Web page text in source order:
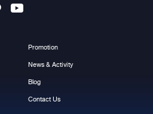
Promotion
News & Activity
Blog
Contact Us